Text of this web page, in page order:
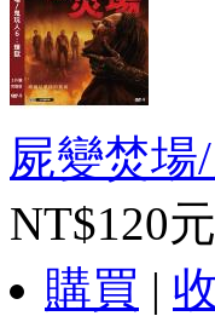
屍變焚場
NT$120元
購買 |